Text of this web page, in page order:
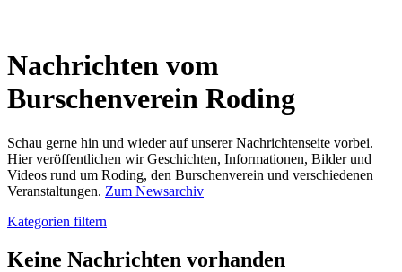
Nachrichten vom
Burschenverein Roding
Schau gerne hin und wieder auf unserer Nachrichtenseite vorbei.
Hier veröffentlichen wir Geschichten, Informationen, Bilder und
Videos rund um Roding, den Burschenverein und verschiedenen
Veranstaltungen. Zum Newsarchiv
Kategorien filtern
Keine Nachrichten vorhanden